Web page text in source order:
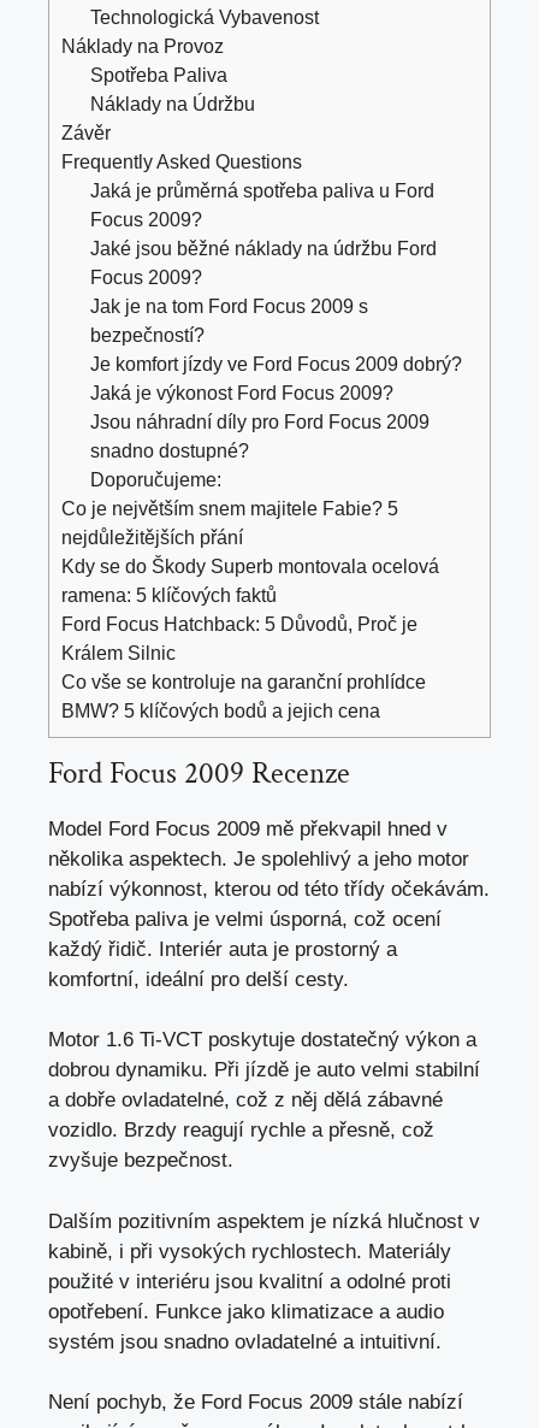
Technologická Vybavenost
Náklady na Provoz
Spotřeba Paliva
Náklady na Údržbu
Závěr
Frequently Asked Questions
Jaká je průměrná spotřeba paliva u Ford
Focus 2009?
Jaké jsou běžné náklady na údržbu Ford
Focus 2009?
Jak je na tom Ford Focus 2009 s
bezpečností?
Je komfort jízdy ve Ford Focus 2009 dobrý?
Jaká je výkonost Ford Focus 2009?
Jsou náhradní díly pro Ford Focus 2009
snadno dostupné?
Doporučujeme:
Co je největším snem majitele Fabie? 5
nejdůležitějších přání
Kdy se do Škody Superb montovala ocelová
ramena: 5 klíčových faktů
Ford Focus Hatchback: 5 Důvodů, Proč je
Králem Silnic
Co vše se kontroluje na garanční prohlídce
BMW? 5 klíčových bodů a jejich cena
Ford Focus 2009 Recenze
Model Ford Focus 2009 mě překvapil hned v
několika aspektech. Je spolehlivý a jeho motor
nabízí výkonnost, kterou od této třídy očekávám.
Spotřeba paliva je velmi úsporná, což ocení
každý řidič. Interiér auta je prostorný a
komfortní, ideální pro delší cesty.
Motor 1.6 Ti-VCT poskytuje dostatečný výkon a
dobrou dynamiku. Při jízdě je auto velmi stabilní
a dobře ovladatelné, což z něj dělá zábavné
vozidlo. Brzdy reagují rychle a přesně, což
zvyšuje bezpečnost.
Dalším pozitivním aspektem je nízká hlučnost v
kabině, i při vysokých rychlostech. Materiály
použité v interiéru jsou kvalitní a odolné proti
opotřebení. Funkce jako klimatizace a audio
systém jsou snadno ovladatelné a intuitivní.
Není pochyb, že Ford Focus 2009 stále nabízí